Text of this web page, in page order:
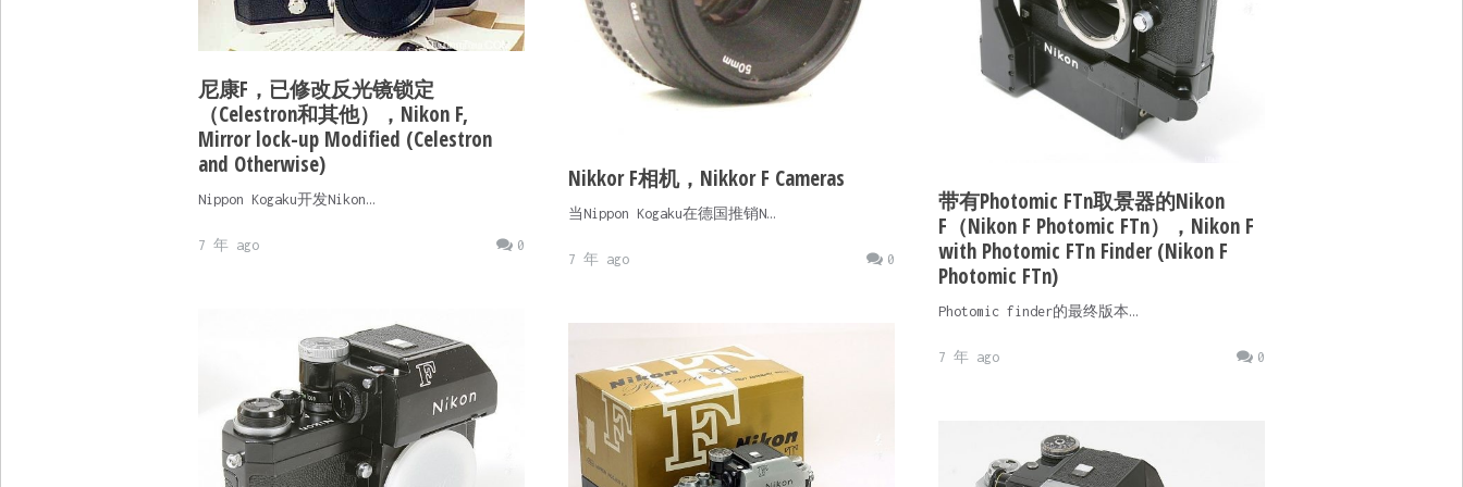
Nikkor F相机，Nikkor F Cameras
当Nippon Kogaku在德国推销N…
0
7 年 ago
尼康F，已修改反光镜锁定
（Celestron和其他），Nikon F,
Mirror lock-up Modified (Celestron
and Otherwise)
Nippon Kogaku开发Nikon…
0
7 年 ago
带有Photomic FTn取景器的Nikon
F（Nikon F Photomic FTn），Nikon F
with Photomic FTn Finder (Nikon F
Photomic FTn)
Photomic finder的最终版本…
0
7 年 ago